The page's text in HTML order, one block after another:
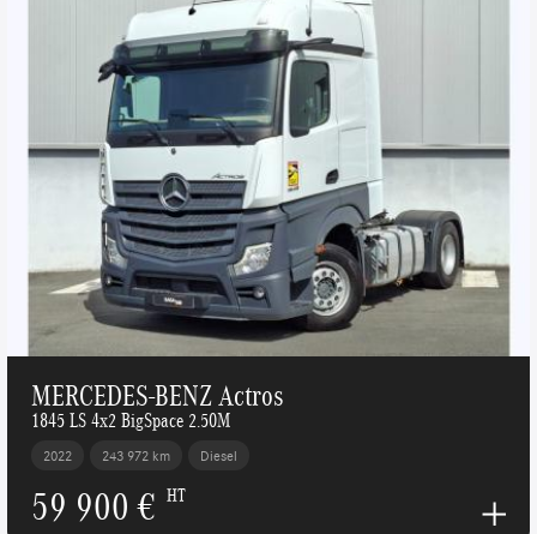
MERCEDES-BENZ Actros
1845 LS 4x2 BigSpace 2.50M
2022 243 972 km Diesel
59 900 € HT